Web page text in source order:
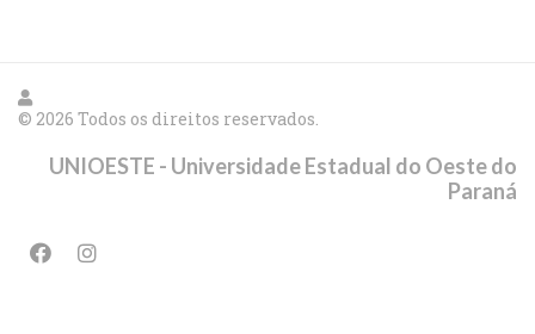
© 2026 Todos os direitos reservados.
UNIOESTE - Universidade Estadual do Oeste do
Paraná